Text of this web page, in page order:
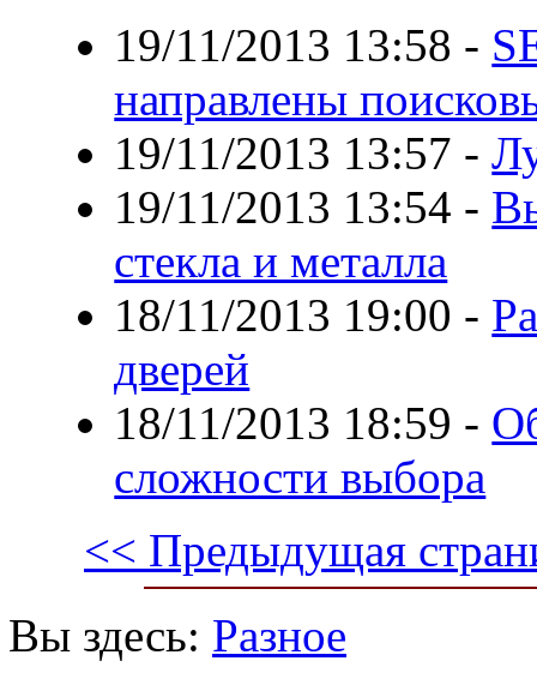
19/11/2013 13:58 -
направлены
19/11/2013 13:57 -
19/11/2013 13:54 -
стекла и металла
18/11/2013 19:00 -
дверей
18/11/2013 18:59 -
сложности выбора
<< Предыдущая
Вы здесь: Разное